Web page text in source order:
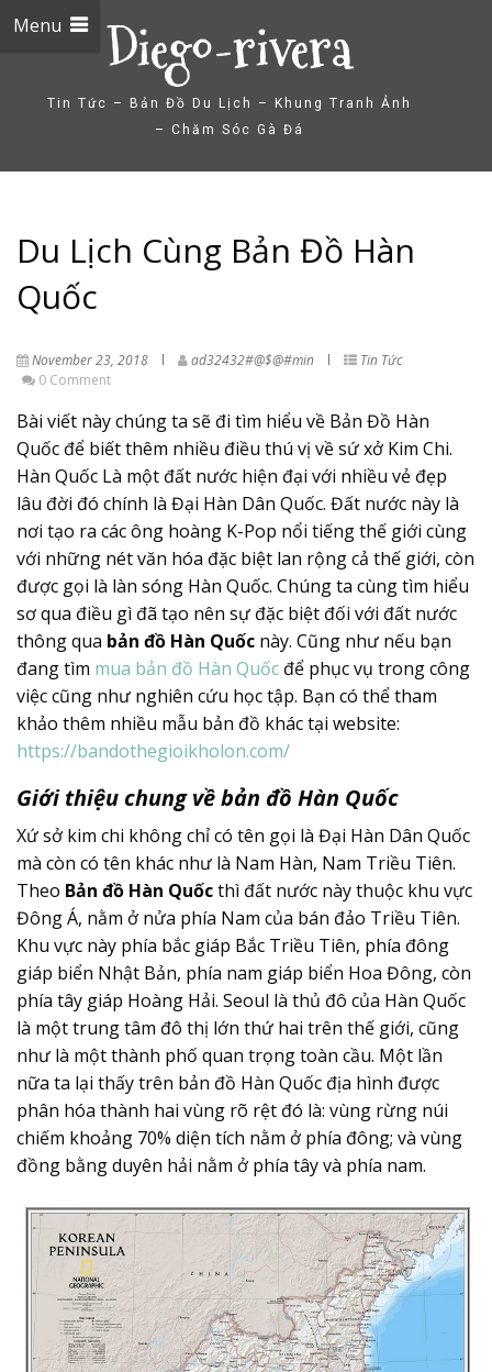
Diego-rivera
Tin Tức – Bản Đồ Du Lịch – Khung Tranh Ảnh
– Chăm Sóc Gà Đá
Menu
Du Lịch Cùng Bản Đồ Hàn
Quốc
November 23, 2018 ad32432#@$@#min
Tin Tức
0 Comment
Bài viết này chúng ta sẽ đi tìm hiểu về Bản Đồ Hàn
Quốc để biết thêm nhiều điều thú vị về sứ xở Kim Chi.
Hàn Quốc Là một đất nước hiện đại với nhiều vẻ đẹp
lâu đời đó chính là Đại Hàn Dân Quốc. Đất nước này là
nơi tạo ra các ông hoàng K-Pop nổi tiếng thế giới cùng
với những nét văn hóa đặc biệt lan rộng cả thế giới, còn
được gọi là làn sóng Hàn Quốc. Chúng ta cùng tìm hiểu
sơ qua điều gì đã tạo nên sự đặc biệt đối với đất nước
thông qua bản đồ Hàn Quốc này. Cũng như nếu bạn
đang tìm mua bản đồ Hàn Quốc để phục vụ trong công
việc cũng như nghiên cứu học tập. Bạn có thể tham
khảo thêm nhiều mẫu bản đồ khác tại website:
https://bandothegioikholon.com/
Giới thiệu chung về bản đồ Hàn Quốc
Xứ sở kim chi không chỉ có tên gọi là Đại Hàn Dân Quốc
mà còn có tên khác như là Nam Hàn, Nam Triều Tiên.
Theo Bản đồ Hàn Quốcthì đất nước này thuộc khu vực
Đông Á, nằm ở nửa phía Nam của bán đảo Triều Tiên.
Khu vực này phía bắc giáp Bắc Triều Tiên, phía đông
giáp biển Nhật Bản, phía nam giáp biển Hoa Đông, còn
phía tây giáp Hoàng Hải. Seoul là thủ đô của Hàn Quốc
là một trung tâm đô thị lớn thứ hai trên thế giới, cũng
như là một thành phố quan trọng toàn cầu. Một lần
nữa ta lại thấy trên bản đồ Hàn Quốc địa hình được
phân hóa thành hai vùng rõ rệt đó là: vùng rừng núi
chiếm khoảng 70% diện tích nằm ở phía đông; và vùng
đồng bằng duyên hải nằm ở phía tây và phía nam.